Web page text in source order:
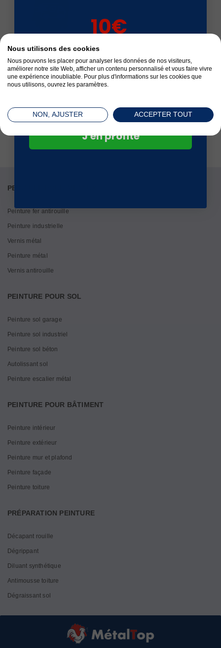
Satisfait ou remboursé
Paiement sécurisé
PEINTURE POUR MÉTAUX
Peinture fer antirouille
Peinture industrielle
Vernis métal
Peinture métal
Vernis antirouille
PEINTURE POUR SOL
Peinture sol garage
Peinture sol industriel
Peinture sol béton
Autolissant sol
Peinture escalier métal
PEINTURE POUR BÂTIMENT
Peinture intérieur
Peinture extérieur
Peinture mur et plafond
Peinture façade
Peinture toiture
PRÉPARATION PEINTURE
Décapant rouille
Dégrippant
Diluant synthétique
Antimousse toiture
Dégraissant sol
Nous utilisons des cookies
Nous pouvons les placer pour analyser les données de nos visiteurs,
améliorer notre site Web, afficher un contenu personnalisé et vous faire vivre
une expérience inoubliable. Pour plus d'informations sur les cookies que
nous utilisons, ouvrez les paramètres.
ACCEPTER TOUT
NON, AJUSTER
10€
sur votre 1ère
commande*
J'en profite